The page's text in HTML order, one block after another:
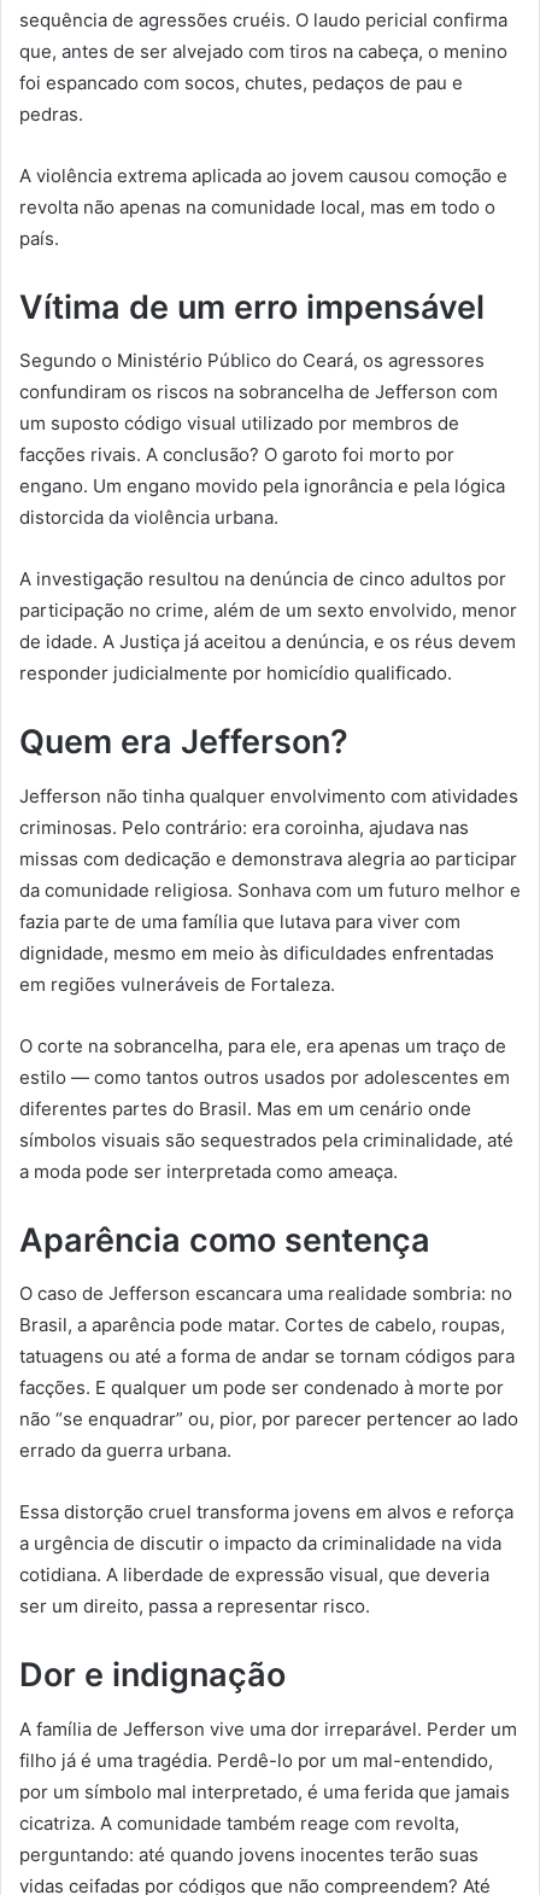
sequência de agressões cruéis. O laudo pericial confirma
que, antes de ser alvejado com tiros na cabeça, o menino
foi espancado com socos, chutes, pedaços de pau e
pedras.
A violência extrema aplicada ao jovem causou comoção e
revolta não apenas na comunidade local, mas em todo o
país.
Vítima de um erro impensável
Segundo o Ministério Público do Ceará, os agressores
confundiram os riscos na sobrancelha de Jefferson com
um suposto código visual utilizado por membros de
facções rivais. A conclusão? O garoto foi morto por
engano. Um engano movido pela ignorância e pela lógica
distorcida da violência urbana.
A investigação resultou na denúncia de cinco adultos por
participação no crime, além de um sexto envolvido, menor
de idade. A Justiça já aceitou a denúncia, e os réus devem
responder judicialmente por homicídio qualificado.
Quem era Jefferson?
Jefferson não tinha qualquer envolvimento com atividades
criminosas. Pelo contrário: era coroinha, ajudava nas
missas com dedicação e demonstrava alegria ao participar
da comunidade religiosa. Sonhava com um futuro melhor e
fazia parte de uma família que lutava para viver com
dignidade, mesmo em meio às dificuldades enfrentadas
em regiões vulneráveis de Fortaleza.
O corte na sobrancelha, para ele, era apenas um traço de
estilo — como tantos outros usados por adolescentes em
diferentes partes do Brasil. Mas em um cenário onde
símbolos visuais são sequestrados pela criminalidade, até
a moda pode ser interpretada como ameaça.
Aparência como sentença
O caso de Jefferson escancara uma realidade sombria: no
Brasil, a aparência pode matar. Cortes de cabelo, roupas,
tatuagens ou até a forma de andar se tornam códigos para
facções. E qualquer um pode ser condenado à morte por
não “se enquadrar” ou, pior, por parecer pertencer ao lado
errado da guerra urbana.
Essa distorção cruel transforma jovens em alvos e reforça
a urgência de discutir o impacto da criminalidade na vida
cotidiana. A liberdade de expressão visual, que deveria
ser um direito, passa a representar risco.
Dor e indignação
A família de Jefferson vive uma dor irreparável. Perder um
filho já é uma tragédia. Perdê-lo por um mal-entendido,
por um símbolo mal interpretado, é uma ferida que jamais
cicatriza. A comunidade também reage com revolta,
perguntando: até quando jovens inocentes terão suas
vidas ceifadas por códigos que não compreendem? Até